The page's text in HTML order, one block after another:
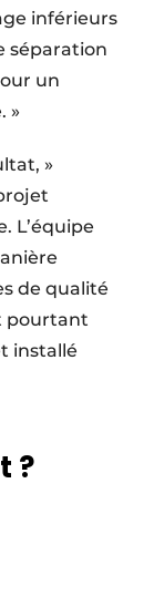
inférieurs
séparation
un
»
»
L’équipe
de qualité
pourtant
installé
?